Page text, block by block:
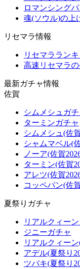
ロマンシング
魂(ソウル)の上
リセマラ情報
リセマララン
高速リセマラ
最新ガチャ情報
佐賀
シムメシュガチ
ターミンガチャ
シムメシュ(佐
シャムマベル(
ノーア(佐賀
ターミン(佐賀
アレツ(佐賀
コッペパン(佐
夏祭りガチャ
リアルクィー
ジニーガチャ
リアルクィー
アデル(夏祭り
ツバキ(夏祭り